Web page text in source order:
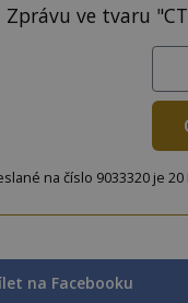
Zprávu ve tvaru
na číslo 9033320 je
na Facebooku